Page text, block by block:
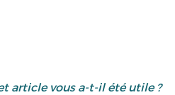
article vous a-t-il été utile ?